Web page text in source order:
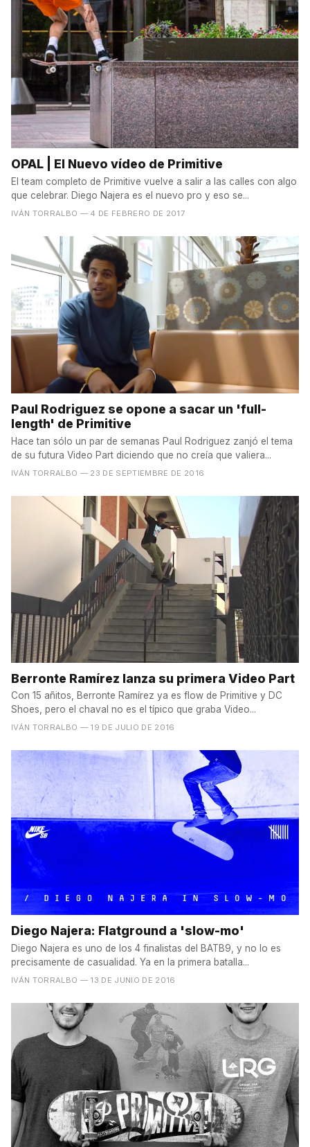
OPAL | El Nuevo vídeo de Primitive
El team completo de Primitive vuelve a salir a las calles con algo
que celebrar. Diego Najera es el nuevo pro y eso se...
IVÁN TORRALBO — 4 DE FEBRERO DE 2017
Paul Rodriguez se opone a sacar un 'full-
length' de Primitive
Hace tan sólo un par de semanas Paul Rodriguez zanjó el tema
de su futura Video Part diciendo que no creía que valiera...
IVÁN TORRALBO — 23 DE SEPTIEMBRE DE 2016
Berronte Ramírez lanza su primera Video Part
Con 15 añitos, Berronte Ramírez ya es flow de Primitive y DC
Shoes, pero el chaval no es el típico que graba Video...
IVÁN TORRALBO — 19 DE JULIO DE 2016
Diego Najera: Flatground a 'slow-mo'
Diego Najera es uno de los 4 finalistas del BATB9, y no lo es
precisamente de casualidad. Ya en la primera batalla...
IVÁN TORRALBO — 13 DE JUNIO DE 2016